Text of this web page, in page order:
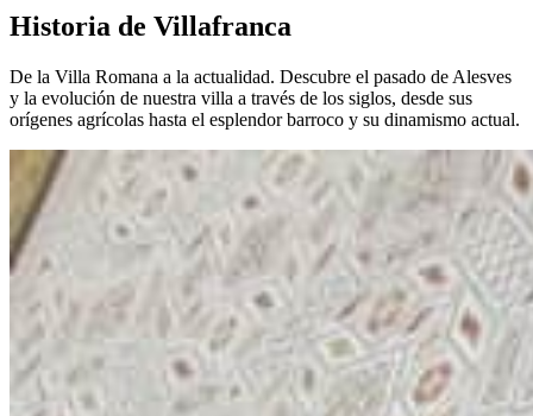
Historia de Villafranca
De la Villa Romana a la actualidad. Descubre el pasado de Alesves
y la evolución de nuestra villa a través de los siglos, desde sus
orígenes agrícolas hasta el esplendor barroco y su dinamismo actual.